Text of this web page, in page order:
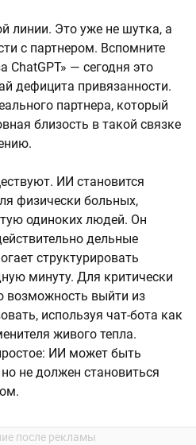
линии. Это уже не шутка, а
с партнером. Вспомните
— сегодня это
дефицита привязанности.
партнера, который
близость в такой связке
ИИ становится
физически больных,
одиноких людей. Он
дельные
структурировать
минуту. Для критически
возможность выйти из
используя чат-бота как
живого тепла.
ИИ может быть
не должен становиться